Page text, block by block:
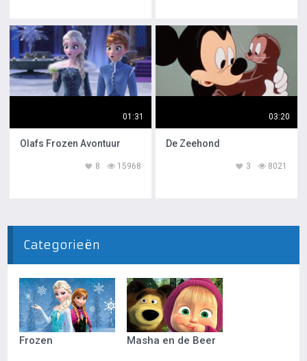
01:31
Olafs Frozen Avontuur
15968
8
03:20
De Zeehond
8021
3
Categorieën
Frozen Masha en de Beer